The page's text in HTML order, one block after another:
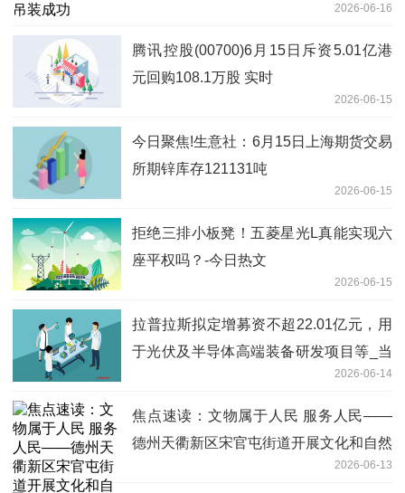
2026-06-16
腾讯控股(00700)6月15日斥资5.01亿港
元回购108.1万股 实时
2026-06-15
今日聚焦!生意社：6月15日上海期货交易
所期锌库存121131吨
2026-06-15
拒绝三排小板凳！五菱星光L真能实现六
座平权吗？-今日热文
2026-06-15
拉普拉斯拟定增募资不超22.01亿元，用
于光伏及半导体高端装备研发项目等_当
2026-06-14
焦点速读：文物属于人民 服务人民——
德州天衢新区宋官屯街道开展文化和自然
2026-06-13